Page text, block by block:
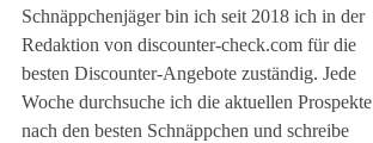
Schnäppchenjäger bin ich seit 2018 ich in der
Redaktion von discounter-check.com für die
besten Discounter-Angebote zuständig. Jede
Woche durchsuche ich die aktuellen Prospekte
nach den besten Schnäppchen und schreibe